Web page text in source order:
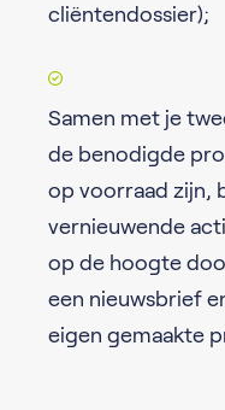
cliëntendossier);
Samen met je
de benodigde
op voorraad zijn,
vernieuwende
op de hoogte
een nieuwsbrief
eigen gemaakte